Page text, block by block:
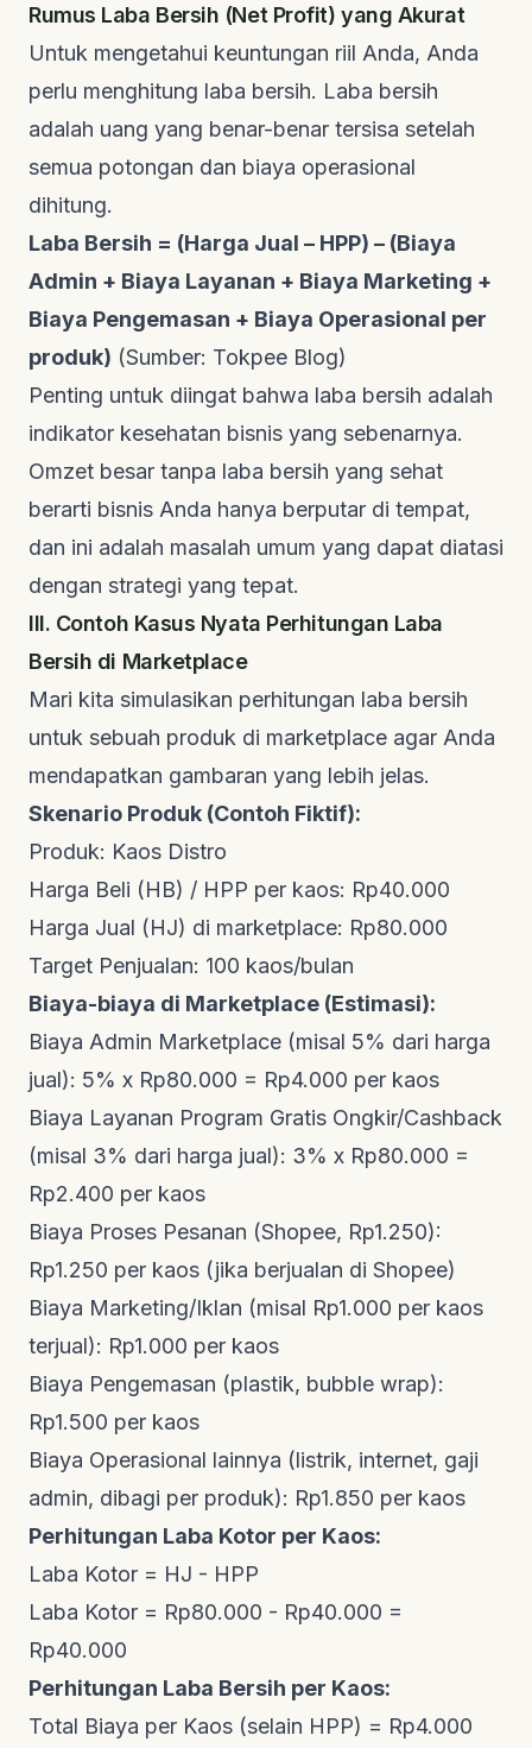
Rumus Laba Bersih (Net Profit) yang Akurat
Untuk mengetahui keuntungan riil Anda, Anda
perlu menghitung laba bersih. Laba bersih
adalah uang yang benar-benar tersisa setelah
semua potongan dan biaya operasional
dihitung.
Laba Bersih = (Harga Jual – HPP) – (Biaya
Admin + Biaya Layanan + Biaya Marketing +
Biaya Pengemasan + Biaya Operasional per
produk) (Sumber: Tokpee Blog)
Penting untuk diingat bahwa laba bersih adalah
indikator kesehatan bisnis yang sebenarnya.
Omzet besar tanpa laba bersih yang sehat
berarti bisnis Anda hanya berputar di tempat,
dan ini adalah masalah umum yang dapat diatasi
dengan strategi yang tepat.
III. Contoh Kasus Nyata Perhitungan Laba
Bersih di Marketplace
Mari kita simulasikan perhitungan laba bersih
untuk sebuah produk di marketplace agar Anda
mendapatkan gambaran yang lebih jelas.
Skenario Produk (Contoh Fiktif):
Produk: Kaos Distro
Harga Beli (HB) / HPP per kaos: Rp40.000
Harga Jual (HJ) di marketplace: Rp80.000
Target Penjualan: 100 kaos/bulan
Biaya-biaya di Marketplace (Estimasi):
Biaya Admin Marketplace (misal 5% dari harga
jual): 5% x Rp80.000 = Rp4.000 per kaos
Biaya Layanan Program Gratis Ongkir/Cashback
(misal 3% dari harga jual): 3% x Rp80.000 =
Rp2.400 per kaos
Biaya Proses Pesanan (Shopee, Rp1.250):
Rp1.250 per kaos (jika berjualan di Shopee)
Biaya Marketing/Iklan (misal Rp1.000 per kaos
terjual): Rp1.000 per kaos
Biaya Pengemasan (plastik, bubble wrap):
Rp1.500 per kaos
Biaya Operasional lainnya (listrik, internet, gaji
admin, dibagi per produk): Rp1.850 per kaos
Perhitungan Laba Kotor per Kaos:
Laba Kotor = HJ - HPP
Laba Kotor = Rp80.000 - Rp40.000 =
Rp40.000
Perhitungan Laba Bersih per Kaos:
Total Biaya per Kaos (selain HPP) = Rp4.000